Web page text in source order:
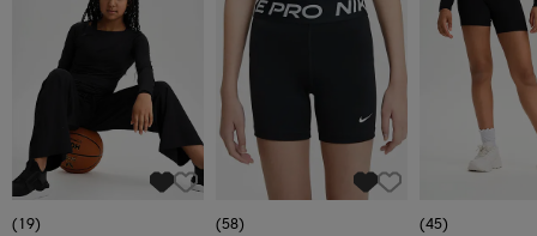
(19)
(58)
(45)